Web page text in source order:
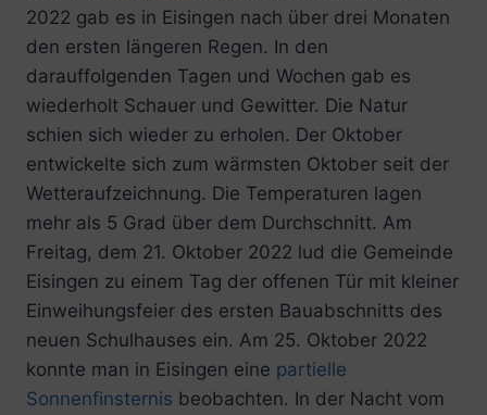
2022 gab es in Eisingen nach über drei Monaten
den ersten längeren Regen. In den
darauffolgenden Tagen und Wochen gab es
wiederholt Schauer und Gewitter. Die Natur
schien sich wieder zu erholen. Der Oktober
entwickelte sich zum wärmsten Oktober seit der
Wetteraufzeichnung. Die Temperaturen lagen
mehr als 5 Grad über dem Durchschnitt. Am
Freitag, dem 21. Oktober 2022 lud die Gemeinde
Eisingen zu einem Tag der offenen Tür mit kleiner
Einweihungsfeier des ersten Bauabschnitts des
neuen Schulhauses ein. Am 25. Oktober 2022
konnte man in Eisingen eine partielle
Sonnenfinsternis beobachten. In der Nacht vom